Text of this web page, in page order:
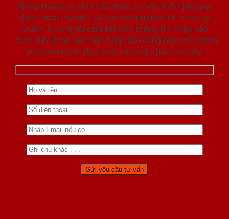
Nhập thông tin để nhận được tư vấn miễn phí qua
điện thoại / email/ tại văn phòng hoặc tại nhà quý
khách. Chúng tôi cam kết mọi thông tin nhập vào
dưới đây được bảo mật tuyệt đối cũng như chỉ phục vụ
yêu cầu tư vấn duy nhất của quý khách tại đây.